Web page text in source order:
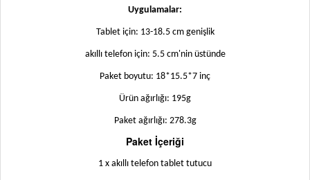
Uygulamalar:
Tablet için: 13-18.5 cm genişlik
akıllı telefon için: 5.5 cm'nin üstünde
Paket boyutu: 18*15.5*7 inç
Ürün ağırlığı: 195g
Paket ağırlığı: 278.3g
Paket İçeriği
1 x akıllı telefon tablet tutucu